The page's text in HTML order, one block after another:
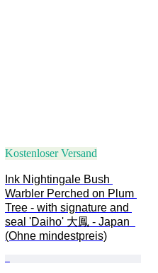
Kostenloser Versand
Ink Nightingale Bush
Warbler Perched on Plum
Tree - with signature and
seal 'Daiho' 大鳳 - Japan
(Ohne mindestpreis)